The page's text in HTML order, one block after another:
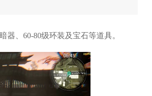
、60-80级环装及宝石等道具。